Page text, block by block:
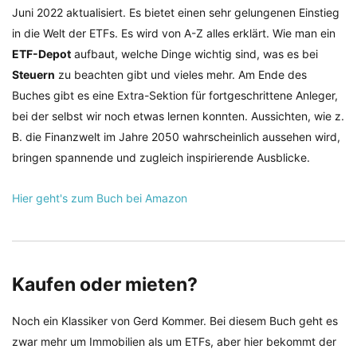
Juni 2022 aktualisiert. Es bietet einen sehr gelungenen Einstieg
in die Welt der ETFs. Es wird von A-Z alles erklärt. Wie man ein
ETF-Depot aufbaut, welche Dinge wichtig sind, was es bei
Steuern zu beachten gibt und vieles mehr. Am Ende des
Buches gibt es eine Extra-Sektion für fortgeschrittene Anleger,
bei der selbst wir noch etwas lernen konnten. Aussichten, wie z.
B. die Finanzwelt im Jahre 2050 wahrscheinlich aussehen wird,
bringen spannende und zugleich inspirierende Ausblicke.
Hier geht's zum Buch bei Amazon
Kaufen oder mieten?
Noch ein Klassiker von Gerd Kommer. Bei diesem Buch geht es
zwar mehr um Immobilien als um ETFs, aber hier bekommt der